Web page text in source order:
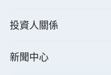
電氣化解決方案
工業控制自動化解決方案
高效馬達與節能系統
投資人關係
新聞中心